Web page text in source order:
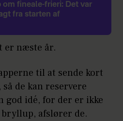
om fineale-frieri: Det var
fra starten af
er næste år.
til at sende kort
de kan reservere
god idé, for der er ikke
afslører de.